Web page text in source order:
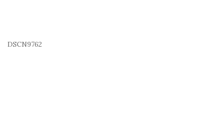
DSCN9762